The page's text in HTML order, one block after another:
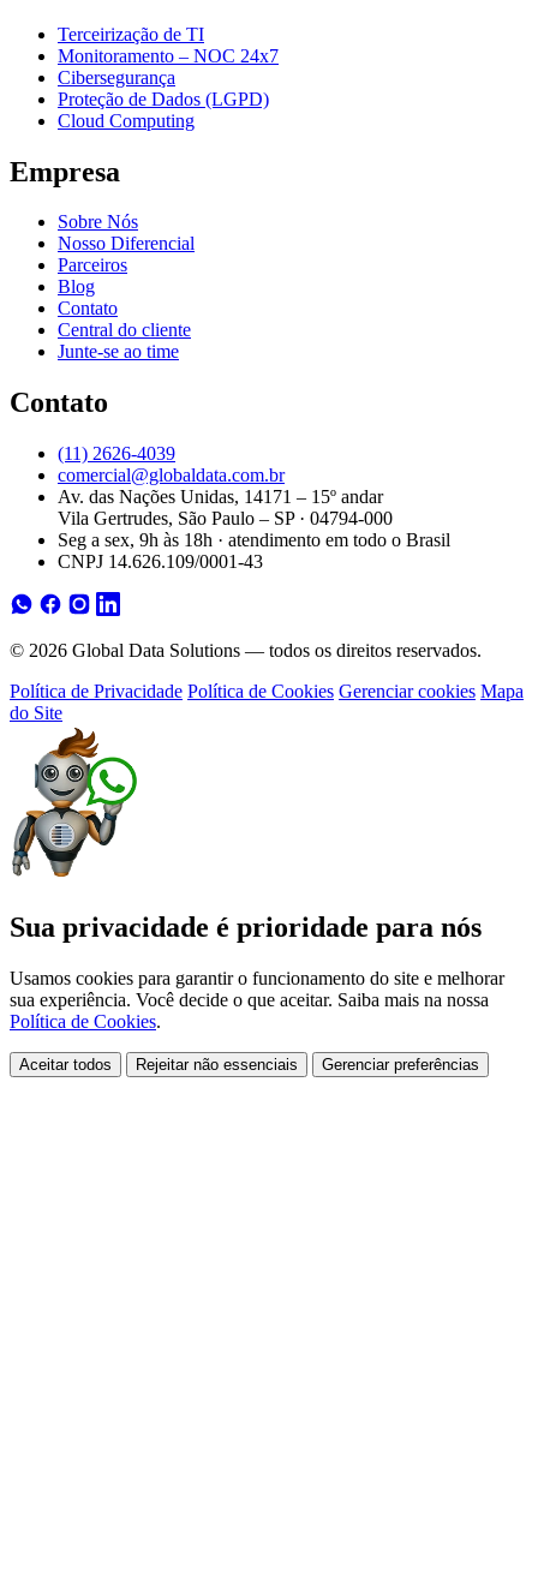
Terceirização de TI
Monitoramento – NOC 24x7
Cibersegurança
Proteção de Dados (LGPD)
Cloud Computing
Empresa
Sobre Nós
Nosso Diferencial
Parceiros
Blog
Contato
Central do cliente
Junte-se ao time
Contato
(11) 2626-4039
comercial@globaldata.com.br
Av. das Nações Unidas, 14171 – 15º andar
Vila Gertrudes, São Paulo – SP · 04794-000
Seg a sex, 9h às 18h · atendimento em todo o Brasil
CNPJ 14.626.109/0001-43
© 2026 Global Data Solutions — todos os direitos reservados.
Política de Privacidade Política de Cookies Gerenciar cookies Mapa
do Site
Sua privacidade é prioridade para nós
Usamos cookies para garantir o funcionamento do site e melhorar
sua experiência. Você decide o que aceitar. Saiba mais na nossa
Política de Cookies.
Aceitar todos Rejeitar não essenciais Gerenciar preferências